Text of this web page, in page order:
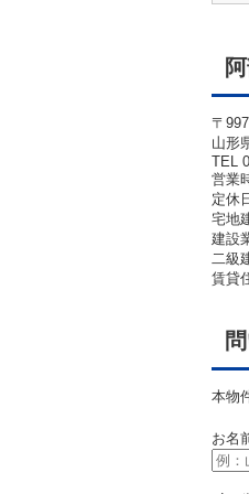
〒
山形
TEL
営業
定休
宅地
建設
二級
賃貸
本物
お名